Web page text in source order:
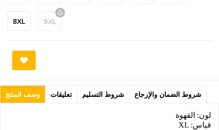
8XL 9XL
وصف المنتج تعليقات شروط التسليم شروط الضمان والإرجاع
لون: القهوة
XL :قياس